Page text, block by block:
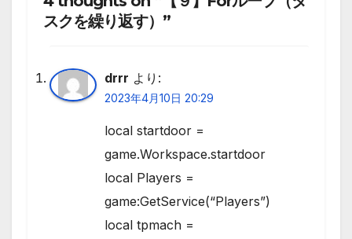
スクを繰り返す）”
drrr より:
2023年4月10日 20:29
local startdoor =
game.Workspace.startdoor
local Players =
game:GetService(“Players”)
local tpmach =